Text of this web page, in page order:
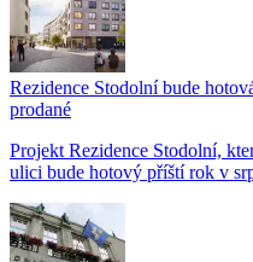
Rezidence Stodolní bude
prodané
Projekt Rezidence Stodolní,
ulici bude hotový příští rok v